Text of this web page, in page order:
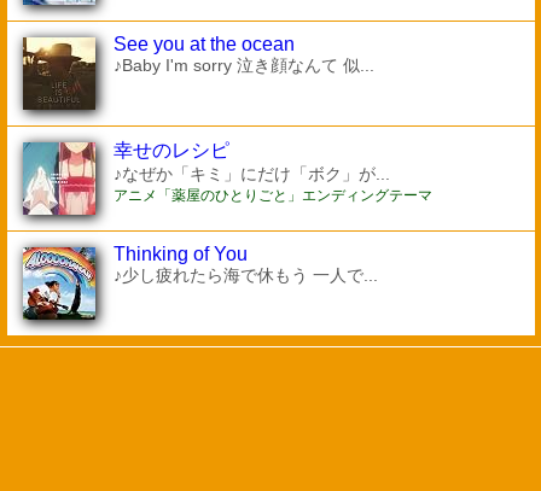
See you at the ocean
♪Baby I'm sorry 泣き顔なんて 似...
幸せのレシピ
♪なぜか「キミ」にだけ「ボク」が...
アニメ「薬屋のひとりごと」エンディングテーマ
Thinking of You
♪少し疲れたら海で休もう 一人で...